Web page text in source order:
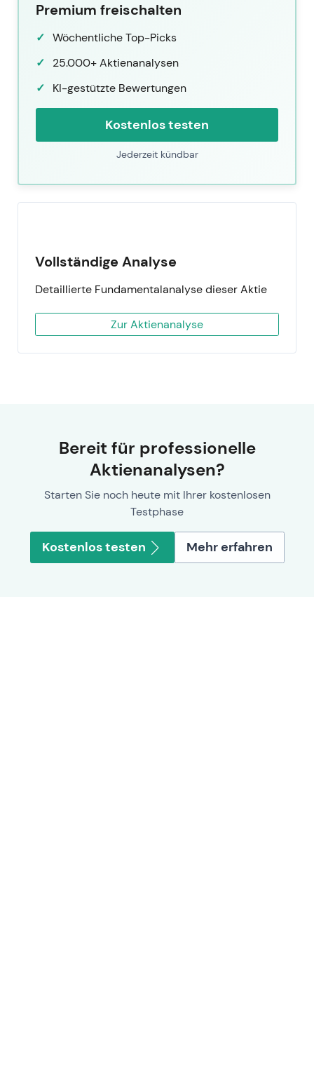
Premium freischalten
Wöchentliche Top-Picks
25.000+ Aktienanalysen
KI-gestützte Bewertungen
Kostenlos testen
Jederzeit kündbar
Vollständige Analyse
Detaillierte Fundamentalanalyse dieser Aktie
Zur Aktienanalyse
Bereit für professionelle
Aktienanalysen?
Starten Sie noch heute mit Ihrer kostenlosen
Testphase
Kostenlos testen Mehr erfahren